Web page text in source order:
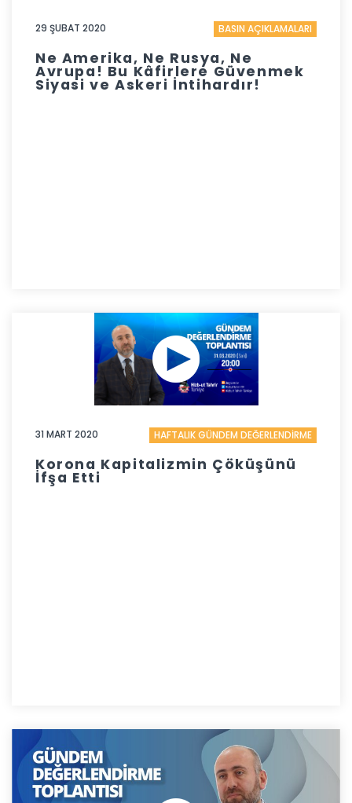
29 ŞUBAT 2020 BASIN AÇIKLAMALARI
Ne Amerika, Ne Rusya, Ne
Avrupa! Bu Kâfirlere Güvenmek
Siyasi ve Askeri İntihardır!
31 MART 2020 HAFTALIK GÜNDEM DEĞERLENDİRME
Korona Kapitalizmin Çöküşünü
İfşa Etti